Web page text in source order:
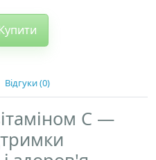
Відгуки (0)
C —